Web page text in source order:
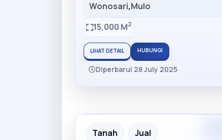
Wonosari,Mulo
15,000 M2
LIHAT DETAIL HUBUNGI
Diperbarui 28 July 2025
Recommended
Tanah Jual